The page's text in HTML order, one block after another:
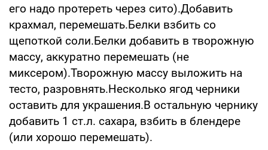
его надо протереть через сито).Добавить
крахмал, перемешать.Белки взбить со
щепоткой соли.Белки добавить в творожную
массу, аккуратно перемешать (не
миксером).Творожную массу выложить на
тесто, разровнять.Несколько ягод черники
оставить для украшения.В остальную чернику
добавить 1 ст.л. сахара, взбить в блендере
(или хорошо перемешать).